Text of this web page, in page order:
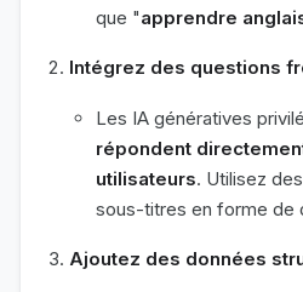
que "apprendre
Intégrez des questions
Les IA génératives
répondent
utilisateurs. Utilisez
sous-titres en forme de
Ajoutez des données